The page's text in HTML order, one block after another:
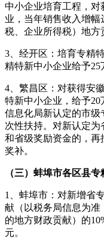
中小企业培育工程，对
业，当年销售收入增幅
税、企业所得税）地方
3、经开区：培育专精
精特新中小企业给予25
4、繁昌区：对获得安
特新中小企业，给予
信息化局新认定的市级
次性扶持。对新认定为
和省级奖励资金的，再
奖补。
（三）蚌埠市各区县
1、蚌埠市：对新增省
献（以税务局信息为
的地方财政贡献）的
元。